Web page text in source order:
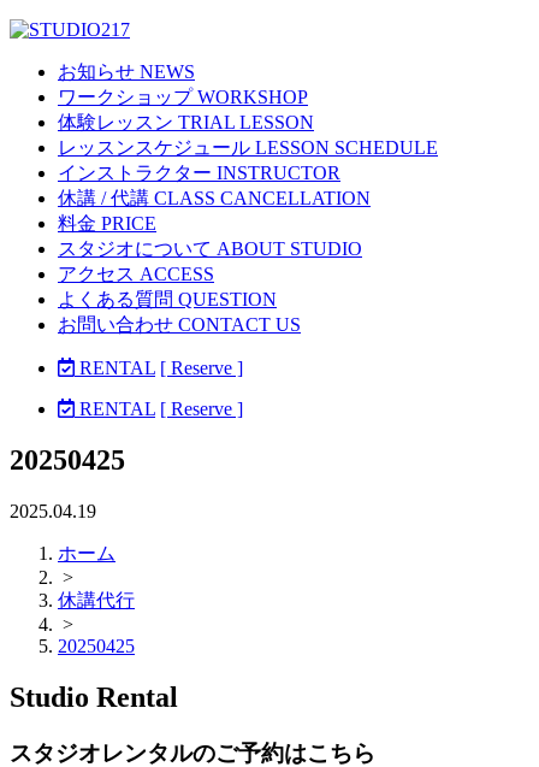
お知らせ NEWS
ワークショップ WORKSHOP
体験レッスン TRIAL LESSON
レッスンスケジュール LESSON SCHEDULE
インストラクター INSTRUCTOR
休講 / 代講 CLASS CANCELLATION
料金 PRICE
スタジオについて ABOUT STUDIO
アクセス ACCESS
よくある質問 QUESTION
お問い合わせ CONTACT US
RENTAL [ Reserve ]
RENTAL [ Reserve ]
20250425
2025.04.19
ホーム
>
休講代行
>
20250425
Studio Rental
スタジオレンタルのご予約はこちら